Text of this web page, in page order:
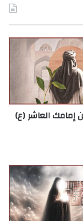
إمامك العاشر (ع)